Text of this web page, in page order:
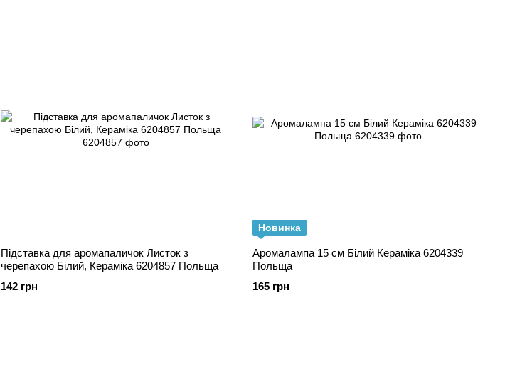
Підставка для аромапаличок Листок з
черепахою Білий, Кераміка 6204857 Польща
142 грн
Новинка
Аромалампа 15 см Білий Кераміка 6204339
Польща
165 грн